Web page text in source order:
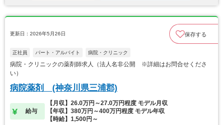
更新日：2026年5月26日 保存する
正社員 パート・アルバイト 病院・クリニック
病院・クリニックの薬剤師求人（法人名非公開 ※詳細はお問合せくださ
い）
病院薬剤 (神奈川県三浦郡)
給与
【月収】26.0万円～27.0万円程度 モデル月収
【年収】380万円～400万円程度 モデル年収
【時給】1,500円～